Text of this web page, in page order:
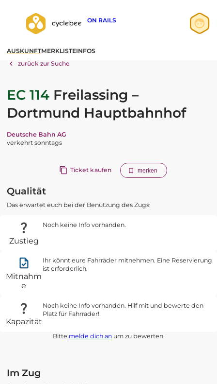
ON RAILS
AUSKUNFTMERKLISTEINFOS
zurück zur Suche
EC 114 Freilassing –
Dortmund Hauptbahnhof
Deutsche Bahn AG
verkehrt sonntags
Ticket kaufen merken
Qualität
Das erwartet euch bei der Benutzung des Zugs:
Zustieg
Noch keine Info vorhanden.
Mitnahm
e
Ihr könnt eure Fahrräder mitnehmen. Eine Reservierung
ist erforderlich.
Kapazität
Noch keine Info vorhanden. Hilf mit und bewerte den
Platz für Fahrräder!
Bitte melde dich anum zu bewerten.
Im Zug